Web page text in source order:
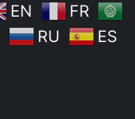
EN
FR
RU ES